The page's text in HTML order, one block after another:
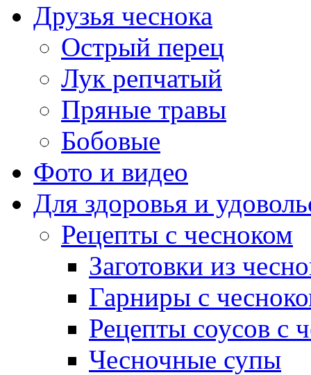
Друзья чеснока
Острый перец
Лук репчатый
Пряные травы
Бобовые
Фото и видео
Для здоровья и
Рецепты с чесноком
Заготовки из
Гарниры с
Рецепты соусов с
Чесночные супы